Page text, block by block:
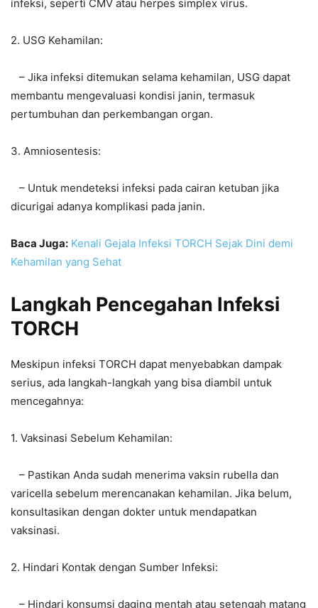
infeksi, seperti CMV atau herpes simplex virus.
2. USG Kehamilan:
– Jika infeksi ditemukan selama kehamilan, USG dapat
membantu mengevaluasi kondisi janin, termasuk
pertumbuhan dan perkembangan organ.
3. Amniosentesis:
– Untuk mendeteksi infeksi pada cairan ketuban jika
dicurigai adanya komplikasi pada janin.
Baca Juga: Kenali Gejala Infeksi TORCH Sejak Dini demi
Kehamilan yang Sehat
Langkah Pencegahan Infeksi
TORCH
Meskipun infeksi TORCH dapat menyebabkan dampak
serius, ada langkah-langkah yang bisa diambil untuk
mencegahnya:
1. Vaksinasi Sebelum Kehamilan:
– Pastikan Anda sudah menerima vaksin rubella dan
varicella sebelum merencanakan kehamilan. Jika belum,
konsultasikan dengan dokter untuk mendapatkan
vaksinasi.
2. Hindari Kontak dengan Sumber Infeksi:
– Hindari konsumsi daging mentah atau setengah matang